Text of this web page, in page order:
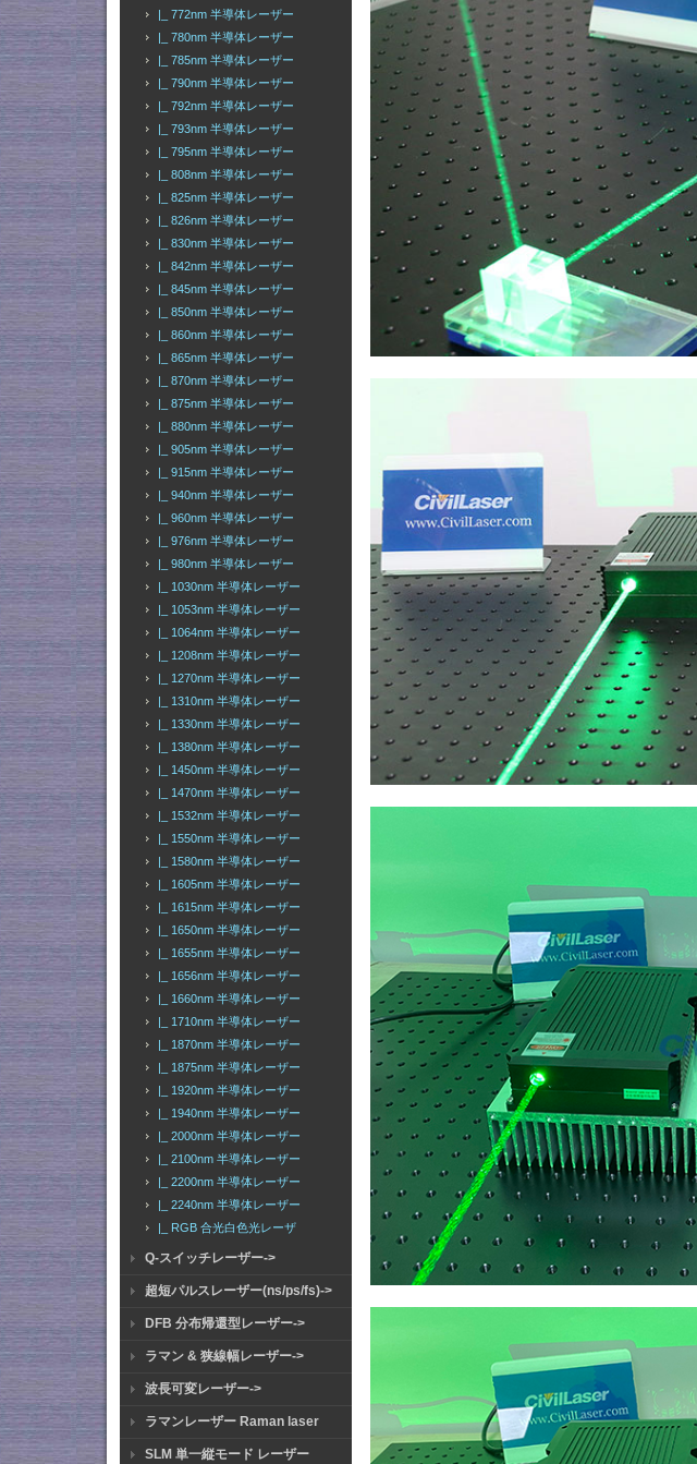
|_ 772nm 半導体レーザー
|_ 780nm 半導体レーザー
|_ 785nm 半導体レーザー
|_ 790nm 半導体レーザー
|_ 792nm 半導体レーザー
|_ 793nm 半導体レーザー
|_ 795nm 半導体レーザー
|_ 808nm 半導体レーザー
|_ 825nm 半導体レーザー
|_ 826nm 半導体レーザー
|_ 830nm 半導体レーザー
|_ 842nm 半導体レーザー
|_ 845nm 半導体レーザー
|_ 850nm 半導体レーザー
|_ 860nm 半導体レーザー
|_ 865nm 半導体レーザー
|_ 870nm 半導体レーザー
|_ 875nm 半導体レーザー
|_ 880nm 半導体レーザー
|_ 905nm 半導体レーザー
|_ 915nm 半導体レーザー
|_ 940nm 半導体レーザー
|_ 960nm 半導体レーザー
|_ 976nm 半導体レーザー
|_ 980nm 半導体レーザー
|_ 1030nm 半導体レーザー
|_ 1053nm 半導体レーザー
|_ 1064nm 半導体レーザー
|_ 1208nm 半導体レーザー
|_ 1270nm 半導体レーザー
|_ 1310nm 半導体レーザー
|_ 1330nm 半導体レーザー
|_ 1380nm 半導体レーザー
|_ 1450nm 半導体レーザー
|_ 1470nm 半導体レーザー
|_ 1532nm 半導体レーザー
|_ 1550nm 半導体レーザー
|_ 1580nm 半導体レーザー
|_ 1605nm 半導体レーザー
|_ 1615nm 半導体レーザー
|_ 1650nm 半導体レーザー
|_ 1655nm 半導体レーザー
|_ 1656nm 半導体レーザー
|_ 1660nm 半導体レーザー
|_ 1710nm 半導体レーザー
|_ 1870nm 半導体レーザー
|_ 1875nm 半導体レーザー
|_ 1920nm 半導体レーザー
|_ 1940nm 半導体レーザー
|_ 2000nm 半導体レーザー
|_ 2100nm 半導体レーザー
|_ 2200nm 半導体レーザー
|_ 2240nm 半導体レーザー
|_ RGB 合光白色光レーザ
Q-スイッチレーザー->
超短パルスレーザー(ns/ps/fs)->
DFB 分布帰還型レーザー->
ラマン & 狭線幅レーザー->
波長可変レーザー->
ラマンレーザー Raman laser
SLM 単一縦モード レーザー